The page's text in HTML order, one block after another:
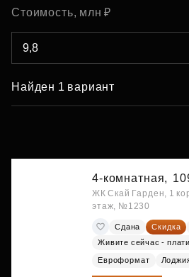
Стоимость, млн ₽
Найден 1 вариант
4-комнатная,
ЖК Скай Гарден, 1
этаж, №1230
Сдана Скидка
Живите сейчас -
Евроформат